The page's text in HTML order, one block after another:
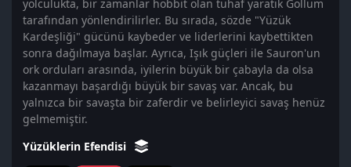
yolculukta, bir zamanlar hobbit olan tuhaf yaratık Gollum
tarafından yönlendirilirler. Bu sırada, sözde "Yüzük
Kardeşliği" gücünü kaybeder ve liderlerini kaybettikten
sonra dağılmaya başlar. Ayrıca, Işık güçleri ile Sauron'un
ork orduları arasında, iyilerin büyük bir çabayla da olsa
kazanmayı başardığı büyük bir savaş var. Ancak, bu
yalnızca bir savaşta bir zaferdir ve belirleyici savaş henüz
gelmemiştir.
Yüzüklerin Efendisi